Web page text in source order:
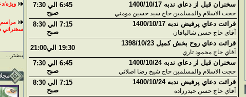
سخنران قبل از دعاي ندبه 1400/10/17
6:45 الي 7:30
صبح
حجت الاسلام والمسلمين حاج سيد حسين مومني
قرائت دعاي پرفيض ندبه 1400/10/17
7:15 الي 8:30
صبح
آقاي حاج حسن شالبافان
قرائت دعاي روح بخش کميل 1398/10/23
19:30 الي21:00
آقاي حاج محمود تاري
سخنران قبل از دعاي ندبه 1400/10/24
6:45 الي 7:30
صبح
حجت الاسلام والمسلمين حاج شيخ رضا اصلاني
قرائت دعاي پرفيض ندبه 1400/10/24
7:15 الي 8:30
صبح
آقاي حاج حسن حيدرزاده
ويژه/
سخنراني
بيشتر...